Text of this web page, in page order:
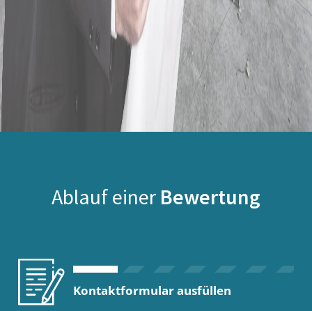
Ablauf einer Bewertung
Kontaktformular ausfüllen